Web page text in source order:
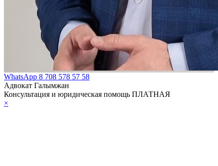
WhatsApp 8 708 578 57 58
Адвокат Галымжан
Консультация и юридическая помощь ПЛАТНАЯ
×